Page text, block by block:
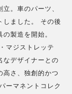
。車のパーツ、
しました。 その後
製造を開始。
マジストレッテ
なデザイナーとの
高さ、独創的かつ
ーマネントコレク